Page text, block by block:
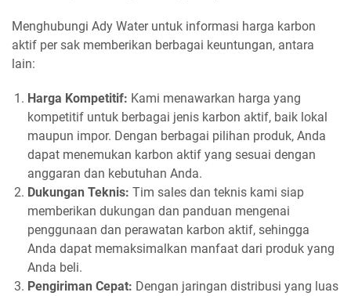
Menghubungi Ady Water untuk informasi harga karbon
aktif per sak memberikan berbagai keuntungan, antara
lain:
Harga Kompetitif: Kami menawarkan harga yang
kompetitif untuk berbagai jenis karbon aktif, baik lokal
maupun impor. Dengan berbagai pilihan produk, Anda
dapat menemukan karbon aktif yang sesuai dengan
anggaran dan kebutuhan Anda.
Dukungan Teknis: Tim sales dan teknis kami siap
memberikan dukungan dan panduan mengenai
penggunaan dan perawatan karbon aktif, sehingga
Anda dapat memaksimalkan manfaat dari produk yang
Anda beli.
Pengiriman Cepat: Dengan jaringan distribusi yang luas